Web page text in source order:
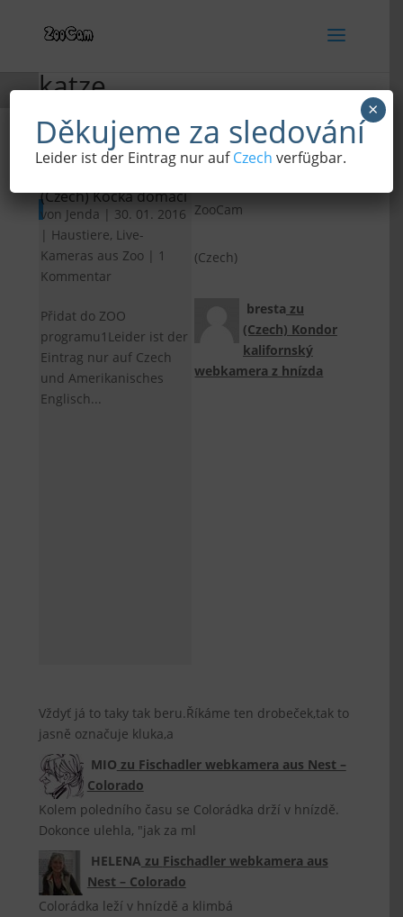
katze
(Czech) Kočka domácí
von Jenda
30. 01. 2016
| Haustiere, Live-
Kameras aus Zoo | 1
Kommentar
Přidat do ZOO
programu1Leider ist der
Eintrag nur auf Czech
und Amerikanisches
Englisch...
ZooCam
(Czech)
bresta zu
(Czech) Kondor
kalifornský
webkamera z hnízda
Vždyť já to taky tak beru.Říkáme ten drobeček,tak to
jasně označuje kluka,a
MIO zu Fischadler webkamera aus Nest –
Colorado
Kolem poledního času se Colorádka drží v hnízdě.
Dokonce ulehla, "jak za ml
HELENA zu Fischadler webkamera aus
Nest – Colorado
Colorádka leží v hnízdě a klimbá
Děkujeme za sledování
Leider ist der Eintrag nur aufCzech verfügbar.
×